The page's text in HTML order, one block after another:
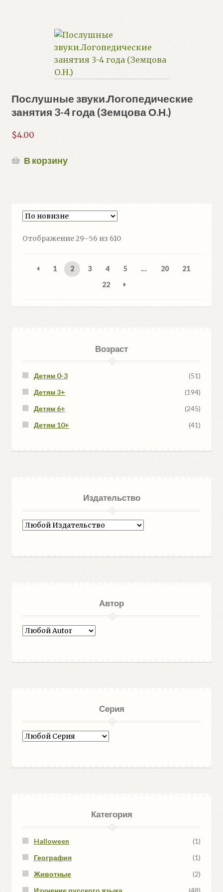
Послушные звуки.Логопедические
занятия 3-4 года (Земцова О.Н.)
$4.00
В корзину
Отображение 29–56 из 610Сортировка:
1 2 3 4 5 … 20
21
22
Возраст
Детям 0-3
(51)
Детям 3+
(194)
Детям 6+
(245)
Детям 10+
(41)
Издательство
Автор
Серия
Категория
Halloween
(1)
География
(1)
Животные
(2)